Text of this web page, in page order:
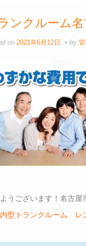
ンクルーム
on2021年6月12日 by管
うございます！名古
型トランクルーム レ